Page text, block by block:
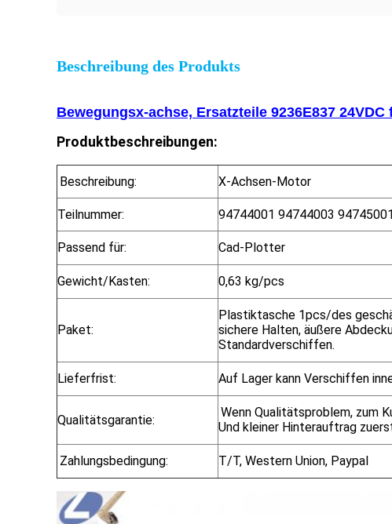
Beschreibung des Produkts
Bewegungsx-achse, Ersatzteile 9236E837
Produktbeschreibungen:
Beschreibung: X-Achsen-Motor
Teilnummer: 94744001 94744003
Passend für: Cad-Plotter
Gewicht/Kasten: 0,63 kg/pcs
Paket:
Plastiktasche 1pcs/des
sichere Halten, äußere
Standardverschiffen.
Lieferfrist: Auf Lager kann Verschiffen
Qualitätsgarantie:
Wenn Qualitätsproblem, zum
Und kleiner Hinterauftrag
Zahlungsbedingung: T/T, Western Union, Paypal